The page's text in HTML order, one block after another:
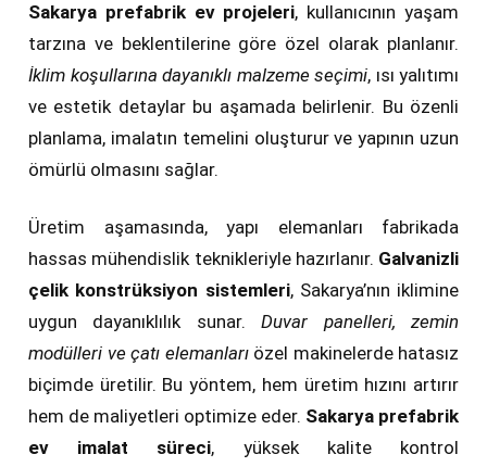
Sakarya prefabrik ev projeleri, kullanıcının yaşam
tarzına ve beklentilerine göre özel olarak planlanır.
İklim koşullarına dayanıklı malzeme seçimi, ısı yalıtımı
ve estetik detaylar bu aşamada belirlenir. Bu özenli
planlama, imalatın temelini oluşturur ve yapının uzun
ömürlü olmasını sağlar.
Üretim aşamasında, yapı elemanları fabrikada
hassas mühendislik teknikleriyle hazırlanır. Galvanizli
çelik konstrüksiyon sistemleri, Sakarya’nın iklimine
uygun dayanıklılık sunar.Duvar panelleri, zemin
modülleri ve çatı elemanlarıözel makinelerde hatasız
biçimde üretilir. Bu yöntem, hem üretim hızını artırır
hem de maliyetleri optimize eder. Sakarya prefabrik
ev imalat süreci, yüksek kalite kontrol